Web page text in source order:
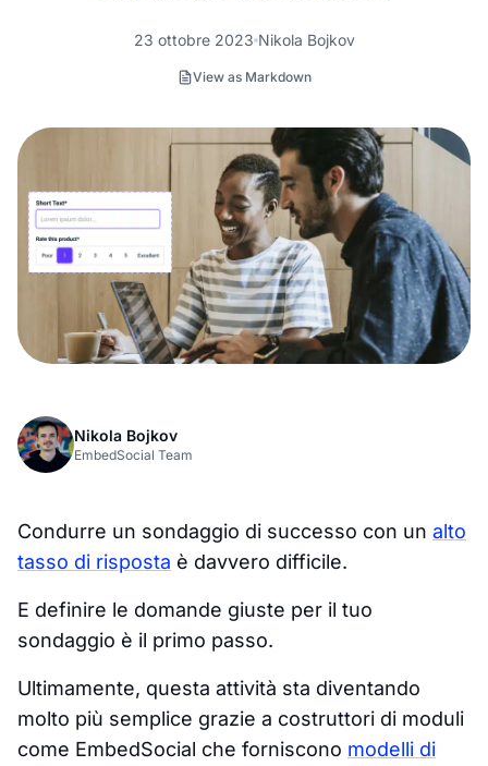
23 ottobre 2023 Nikola Bojkov
View as Markdown
Nikola Bojkov
EmbedSocial Team
Condurre un sondaggio di successo con un alto
tasso di risposta è davvero difficile.
E definire le domande giuste per il tuo
sondaggio è il primo passo.
Ultimamente, questa attività sta diventando
molto più semplice grazie a costruttori di moduli
come EmbedSocial che forniscono modelli di